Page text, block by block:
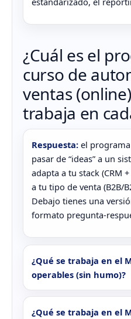
¿Cuál es el
curso de
ventas
trabaja en
Respuesta: el
pasar de “ideas” a un
adapta a tu stack (CRM
a tu tipo de venta (B2B/
Debajo tienes una
formato pregunta-
¿Qué se trabaja en el
operables (sin humo)?
¿Qué se trabaja en el